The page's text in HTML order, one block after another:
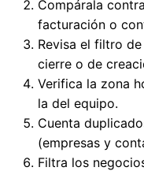
Compárala
facturación o
Revisa el filtro
cierre o de
Verifica la zona
la del equipo.
Cuenta
(empresas y
Filtra los